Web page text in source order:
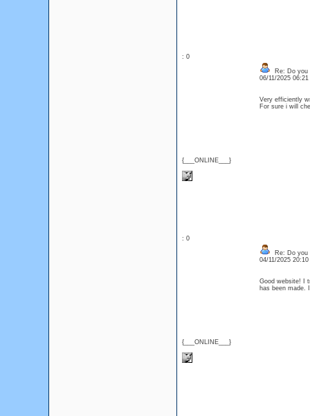
: 0
{___ONLINE___}
Re: Do you
06/11/2025
Very efficiently
For sure i will
: 0
{___ONLINE___}
Re: Do you
04/11/2025
Good website! I
has been